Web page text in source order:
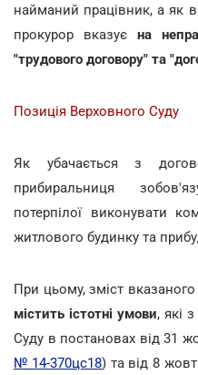
найманий працівник, а як
прокурор вказує на
"трудового договору" та
Позиція Верховного Суду
Як убачається з
прибиральниця
потерпілої виконувати
житлового будинку та
При цьому, зміст
містить істотні умови, які
Суду в постановах від 31
№ 14-370цс18) та від 8